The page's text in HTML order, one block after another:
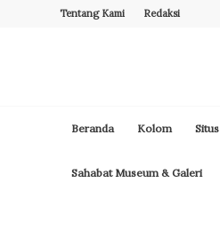
Tentang Kami Redaksi
Beranda Kolom Situs
Sahabat Museum & Galeri